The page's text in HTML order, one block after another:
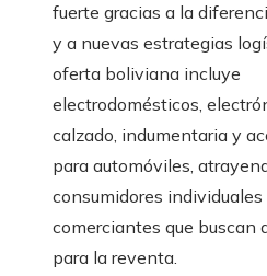
fuerte gracias a la
y a nuevas estrategias
oferta boliviana incluye
electrodomésticos,
calzado, indumentaria y
para automóviles,
consumidores individuales
comerciantes que buscan
para la reventa.